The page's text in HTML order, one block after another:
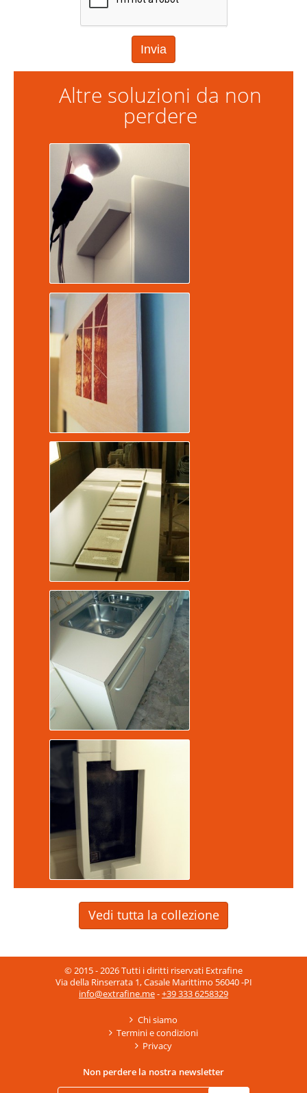
Altre soluzioni da non
perdere
Vedi tutta la collezione
© 2015 - 2026 Tutti i diritti riservati Extrafine
Via della Rinserrata 1, Casale Marittimo 56040 -PI
info@extrafine.me-+39 333 6258329
Chi siamo
Termini e condizioni
Privacy
Non perdere la nostra newsletter